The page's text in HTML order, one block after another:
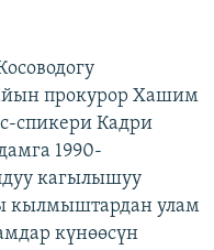
прокурор Хашим
спикери Кадри
1990-
кагылышуу
кылмыштардан улам
күнөөсүн